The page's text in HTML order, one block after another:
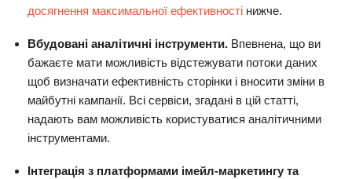
досягнення максимальної ефективності нижче.
Вбудовані аналітичні інструменти. Впевнена, що ви
бажаєте мати можливість відстежувати потоки даних
щоб визначати ефективність сторінки і вносити зміни в
майбутні кампанії. Всі сервіси, згадані в цій статті,
надають вам можливість користуватися аналітичними
інструментами.
Інтеграція з платформами імейл-маркетингу та